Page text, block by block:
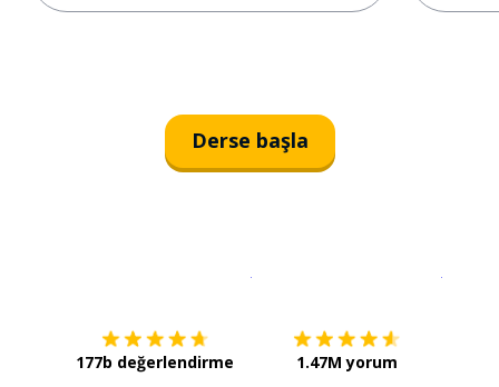
Derse başla
177b değerlendirme 1.47M yorum